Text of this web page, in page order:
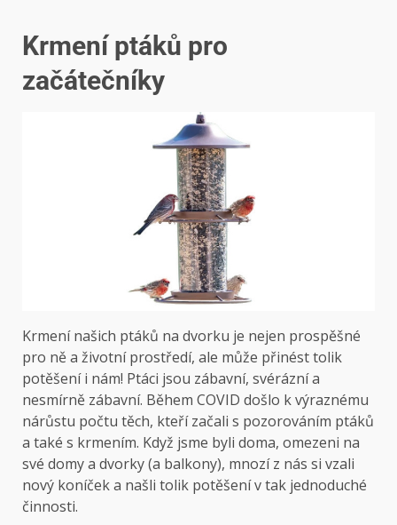
Krmení ptáků pro
začátečníky
Krmení našich ptáků na dvorku je nejen prospěšné
pro ně a životní prostředí, ale může přinést tolik
potěšení i nám! Ptáci jsou zábavní, svérázní a
nesmírně zábavní. Během COVID došlo k výraznému
nárůstu počtu těch, kteří začali s pozorováním ptáků
a také s krmením. Když jsme byli doma, omezeni na
své domy a dvorky (a balkony), mnozí z nás si vzali
nový koníček a našli tolik potěšení v tak jednoduché
činnosti.